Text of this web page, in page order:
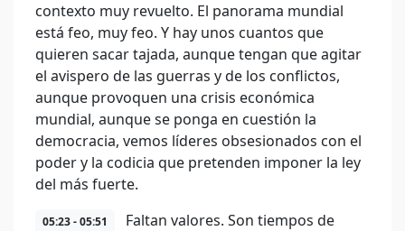
contexto muy revuelto. El panorama mundial
está feo, muy feo. Y hay unos cuantos que
quieren sacar tajada, aunque tengan que agitar
el avispero de las guerras y de los conflictos,
aunque provoquen una crisis económica
mundial, aunque se ponga en cuestión la
democracia, vemos líderes obsesionados con el
poder y la codicia que pretenden imponer la ley
del más fuerte.
05:23 - 05:51
Faltan valores. Son tiempos de